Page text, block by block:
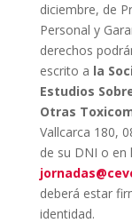
diciembre, de
Personal y
derechos
escrito a la
Estudios
Otras
Vallcarca 180,
de su DNI o en
deberá estar
identidad.